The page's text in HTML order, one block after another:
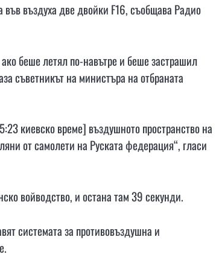
във въздуха две двойки F16, съобщава Радио
беше летял по-навътре и беше застрашил
съветникът на министъра на отбраната
киевско време] въздушното пространство на
от самолети на Руската федерация“, гласи
войводство, и остана там 39 секунди.
системата за противовъздушна и